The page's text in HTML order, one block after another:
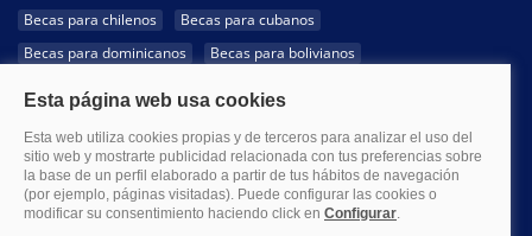
Becas para chilenos
Becas para cubanos
Becas para dominicanos
Becas para bolivianos
Becas para hondureños
Becas para paraguayos
Becas para uruguayos
Becas para salvadoreños